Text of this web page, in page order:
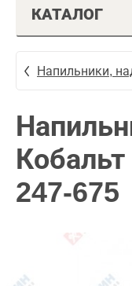
КАТАЛОГ
Напильники,
247-675